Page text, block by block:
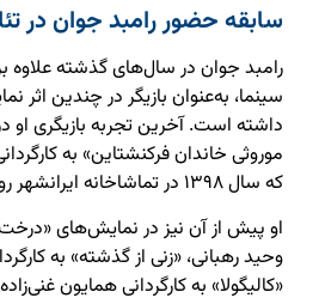
سابقه حضور رامبد جوان در
رامبد جوان در سال‌های گذشته علاوه
سینما، به‌عنوان بازیگر در چندین
داشته است. آخرین تجربه بازیگری او
موروثی خاندان فرکنشتاین» به
که سال ۱۳۹۸ در تماشاخانه ایرانشهر روی صحنه رفت.
او پیش از آن نیز در نمایش‌های «درخت
وحید رهبانی، «زنی از گذشته» به
«کالیگولا» به کارگردانی همایون